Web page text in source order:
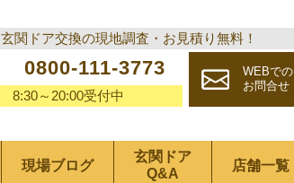
玄関ドア交換の現地調査・お見積り無料！
0800-111-3773
8:30～20:00受付中
WEBでの
お問合せ
現場ブログ
玄関ドア
Q&A
店舗一覧